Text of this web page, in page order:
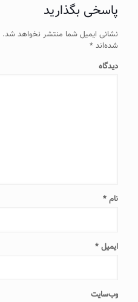
پاسخی بگذارید
نشانی ایمیل شما منتشر نخواهد شد.
شده‌اند *
دیدگاه
نام *
ایمیل *
وب‌سایت